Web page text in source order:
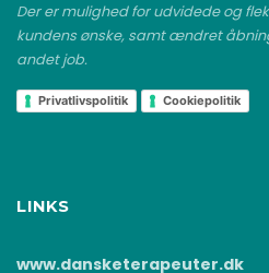
Der er mulighed for udvidede og
kundens ønske, samt ændret
andet job.
Privatlivspolitik Cookiepolitik
LINKS
www.dansketerapeuter.dk